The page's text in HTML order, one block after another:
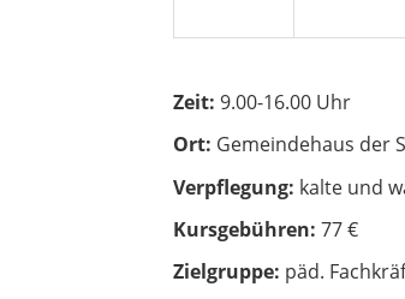
Zeit: 9.00-16.00 Uhr
Ort: Gemeindehaus der
Verpflegung: kalte und
Kursgebühren: 77 €
Zielgruppe: päd.